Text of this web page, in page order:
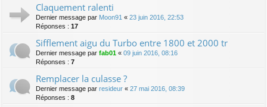
Claquement ralenti
Dernier message par Moon91 « 23 juin 2016, 22:53
Réponses : 17
Sifflement aigu du Turbo entre 1800 et 2000 tr
Dernier message par fab01 « 09 juin 2016, 08:16
Réponses : 7
Remplacer la culasse ?
Dernier message par resideur « 27 mai 2016, 08:39
Réponses : 8